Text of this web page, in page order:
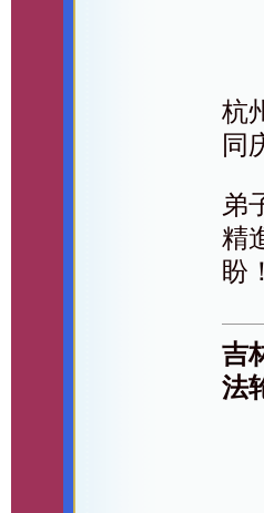
杭
同
弟
精
盼
吉
法